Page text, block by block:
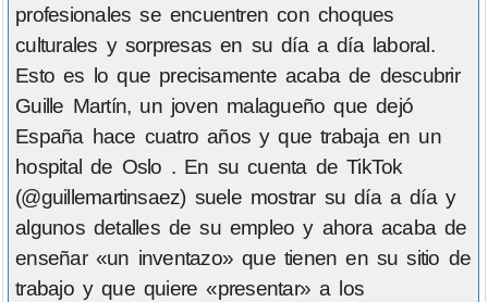
profesionales se encuentren con choques
culturales y sorpresas en su día a día laboral.
Esto es lo que precisamente acaba de descubrir
Guille Martín, un joven malagueño que dejó
España hace cuatro años y que trabaja en un
hospital de Oslo . En su cuenta de TikTok
(@guillemartinsaez) suele mostrar su día a día y
algunos detalles de su empleo y ahora acaba de
enseñar «un inventazo» que tienen en su sitio de
trabajo y que quiere «presentar» a los